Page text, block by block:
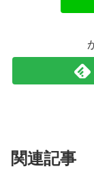
関連記事